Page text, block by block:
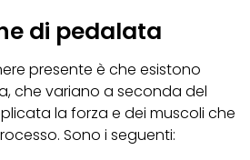
di pedalata
presente è che esistono
che variano a seconda del
la forza e dei muscoli che
Sono i seguenti: